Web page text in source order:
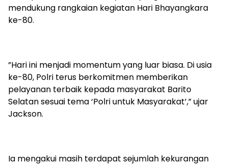
mendukung rangkaian kegiatan Hari Bhayangkara
ke-80.
‎”Hari ini menjadi momentum yang luar biasa. Di usia
ke-80, Polri terus berkomitmen memberikan
pelayanan terbaik kepada masyarakat Barito
Selatan sesuai tema ‘Polri untuk Masyarakat’,” ujar
Jackson.
‎Ia mengakui masih terdapat sejumlah kekurangan